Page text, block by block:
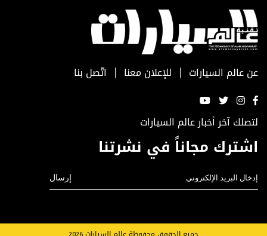
عن عالم السيارات للإعلان معنا اتّصل بنا
لتصلك آخر أخبار عالم السيارات
اشترك مجاناً في نشرتنا